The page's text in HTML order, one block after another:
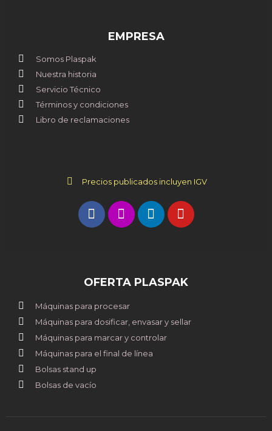
EMPRESA
Somos Plaspak
Nuestra historia
Servicio Técnico
Términos y condiciones
Libro de reclamaciones
Precios publicados incluyen IGV
OFERTA PLASPAK
Máquinas para procesar
Máquinas para dosificar, envasar y sellar
Máquinas para marcar y controlar
Máquinas para el final de línea
Bolsas stand up
Bolsas de vacío